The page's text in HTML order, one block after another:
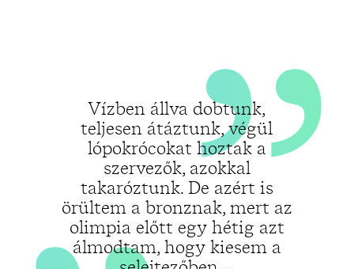
Vízben állva dobtunk,
teljesen átáztunk, végül
lópokrócokat hoztak a
szervezők, azokkal
takaróztunk. De azért is
örültem a bronznak, mert az
olimpia előtt egy hétig azt
álmodtam, hogy kiesem a